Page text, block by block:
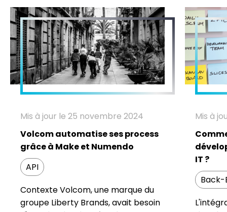
Mis à jour le 25 novembre 2024
Volcom automatise ses process
grâce à Make et Numendo
API
Contexte Volcom, une marque du
groupe Liberty Brands, avait besoin
Mis à
IT ?
Back-